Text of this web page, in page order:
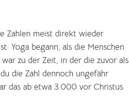
Zahlen meist direkt wieder
Yoga begann, als die Menschen
zu der Zeit, in der die zuvor als
die Zahl dennoch ungefähr
das ab etwa 3.000 vor Christus